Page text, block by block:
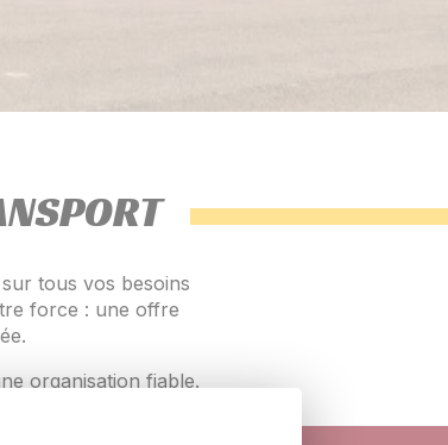
tous vos besoins
force : une offre
organisation fiable.